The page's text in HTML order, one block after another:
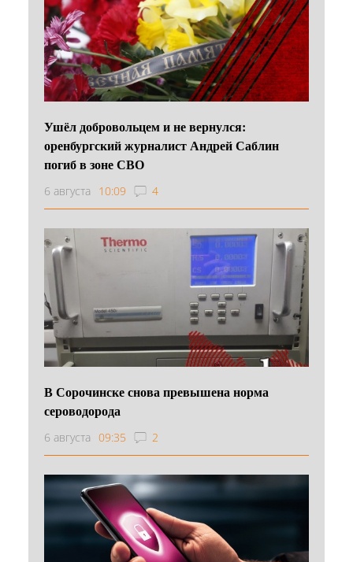
Ушёл добровольцем и не вернулся:
оренбургский журналист Андрей Саблин
погиб в зоне СВО
6 августа 10:09 4
В Сорочинске снова превышена норма
сероводорода
6 августа 09:35 2